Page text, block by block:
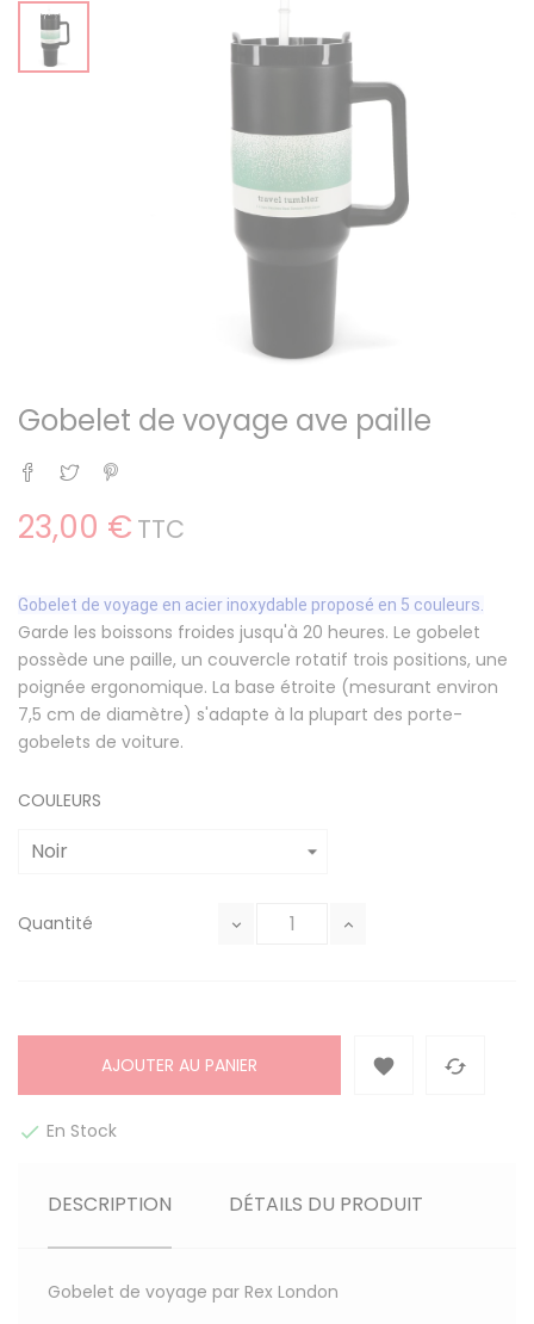
Gobelet de voyage ave paille
Partager
Tweet
23,00 € TTC
Gobelet de voyage en acier inoxydable proposé en 5 couleurs.
Garde les boissons froides jusqu'à 20 heures. Le gobelet
possède une paille, un couvercle rotatif trois positions, une
poignée ergonomique. La base étroite (mesurant environ
7,5 cm de diamètre) s'adapte à la plupart des porte-
gobelets de voiture.
COULEURS
Quantité
AJOUTER AU PANIER  
 En Stock
DESCRIPTION DÉTAILS DU PRODUIT
Gobelet de voyage par Rex London